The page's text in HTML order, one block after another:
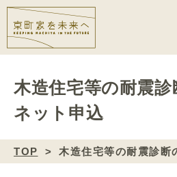
木造住宅等の耐震
ネット申込
TOP 木造住宅等の耐震診断